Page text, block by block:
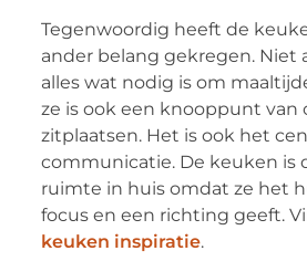
Tegenwoordig heeft de
ander belang gekregen. Niet
alles wat nodig is om
ze is ook een knooppunt van
zitplaatsen. Het is ook het
communicatie. De keuken is
ruimte in huis omdat ze het
focus en een richting geeft.
keuken inspiratie.